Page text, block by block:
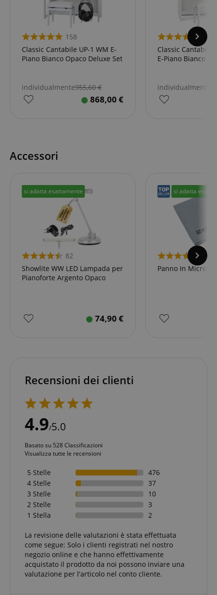
158
Classic Cantabile UP-1 WM E-
Piano Bianco Opaco Deluxe Set
individualmente955,60€
868,00 €
12
Classic Cantabile
E-Piano Bianco
individualmente
Accessori
si adatta esattamente
82
Showlite WW LED Lampada per
Pianoforte Argento Opaco
74,90 €
si adatta
Panno In
Recensioni dei clienti
4.9/5.0
Basato su 528 Classificazioni
Visualizza tutte le recensioni
5 Stelle
476
4 Stelle
37
3 Stelle
10
2 Stelle
3
1 Stella
2
La revisione delle valutazioni è stata effettuata
come segue: Solo i clienti registrati nel nostro
negozio online e che hanno effettivamente
acquistato il prodotto da noi possono inviare una
valutazione per l'articolo nel conto cliente.